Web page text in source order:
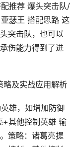
推荐 爆头突击队/
瑟王 搭配思路 这
突击队，也可以
伤能力得到了进
略及实战应用解析
雄，如增加防御
+其他控制英雄 输
策略：诸葛亮提